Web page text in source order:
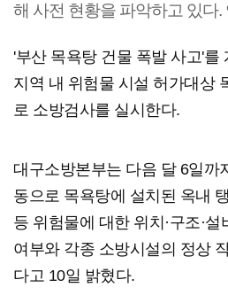
해 사전 현황을 파악하고 있다.
'부산 목욕탕 건물 폭발 사고'를
지역 내 위험물 시설 허가대상
로 소방검사를 실시한다.
대구소방본부는 다음 달 6일까
동으로 목욕탕에 설치된 옥내
등 위험물에 대한 위치·구조·
여부와 각종 소방시설의 정상
다고 10일 밝혔다.